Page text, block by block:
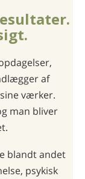
af
værker.
man bliver
blandt andet
psykisk